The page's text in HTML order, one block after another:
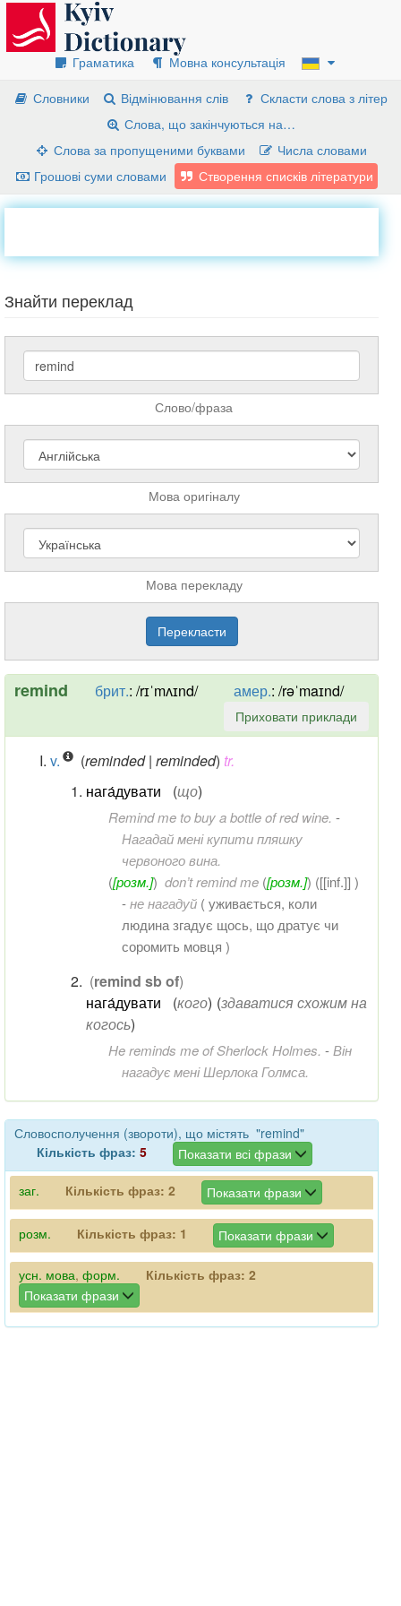
Граматика
Мовна консультація
Словники
Відмінювання слів
Скласти слова з літер
Слова, що закінчуються на…
Слова за пропущеними буквами
Числа словами
Грошові суми словами
Створення списків літератури
Знайти переклад
Слово/фраза
Мова оригіналу
Мова перекладу
remind брит.: /rɪˈmʌɪnd/ амер.: /rəˈmaɪnd/
Приховати приклади
v. (reminded | reminded) tr.
нага́дувати
(що)
Remind me to buy a bottle of red wine. -
Нагадай мені купити пляшку
червоного вина.
([розм.]) don’t remind me ([розм.]) ([[inf.]] )
-не нагадуй ( уживається, коли
людина згадує щось, що дратує чи
соромить мовця )
(remind sb of)
нага́дувати
(кого) (здаватися схожим на
когось)
He reminds me of Sherlock Holmes. -Він
нагадує мені Шерлока Голмса.
Словосполучення (звороти), що містять "remind"
Кількість фраз: 5 Показати всі фрази
заг. Кількість фраз: 2 Показати фрази
розм. Кількість фраз: 1 Показати фрази
усн. мова, форм. Кількість фраз: 2
Показати фрази